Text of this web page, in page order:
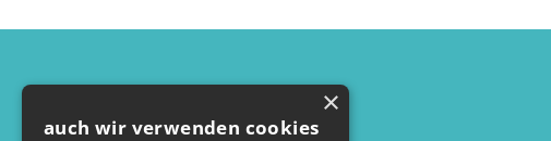
×
auch wir verwenden cookies